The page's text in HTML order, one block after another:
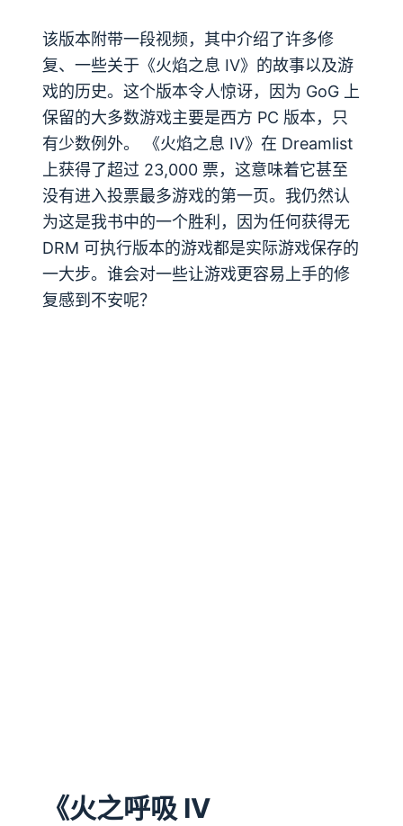
该版本附带一段视频，其中介绍了许多修
复、一些关于《火焰之息 IV》的故事以及游
戏的历史。这个版本令人惊讶，因为 GoG 上
保留的大多数游戏主要是西方 PC 版本，只
有少数例外。 《火焰之息 IV》在 Dreamlist
上获得了超过 23,000 票，这意味着它甚至
没有进入投票最多游戏的第一页。我仍然认
为这是我书中的一个胜利，因为任何获得无
DRM 可执行版本的游戏都是实际游戏保存的
一大步。谁会对一些让游戏更容易上手的修
复感到不安呢？
《火之呼吸 IV